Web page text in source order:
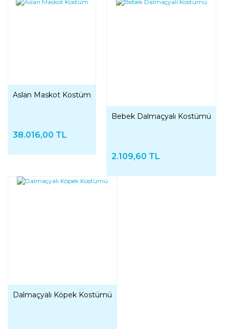
Aslan Maskot Kostüm
38.016,00 TL
Bebek Dalmaçyalı Kostümü
2.109,60 TL
Dalmaçyalı Köpek Kostümü